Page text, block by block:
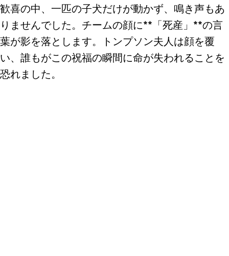
歓喜の中、一匹の子犬だけが動かず、鳴き声もあ
りませんでした。チームの顔に**「死産」**の言
葉が影を落とします。トンプソン夫人は顔を覆
い、誰もがこの祝福の瞬間に命が失われることを
恐れました。